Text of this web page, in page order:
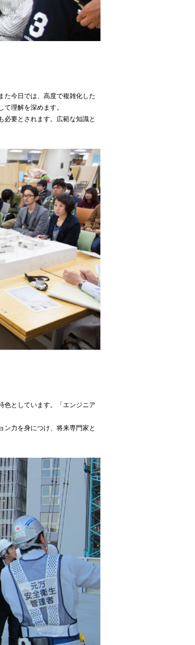
た今日では、高度で複雑化した
理解を深めます。
必要とされます。広範な知識と
色としています。「エンジニア
ン力を身につけ、将来専門家と